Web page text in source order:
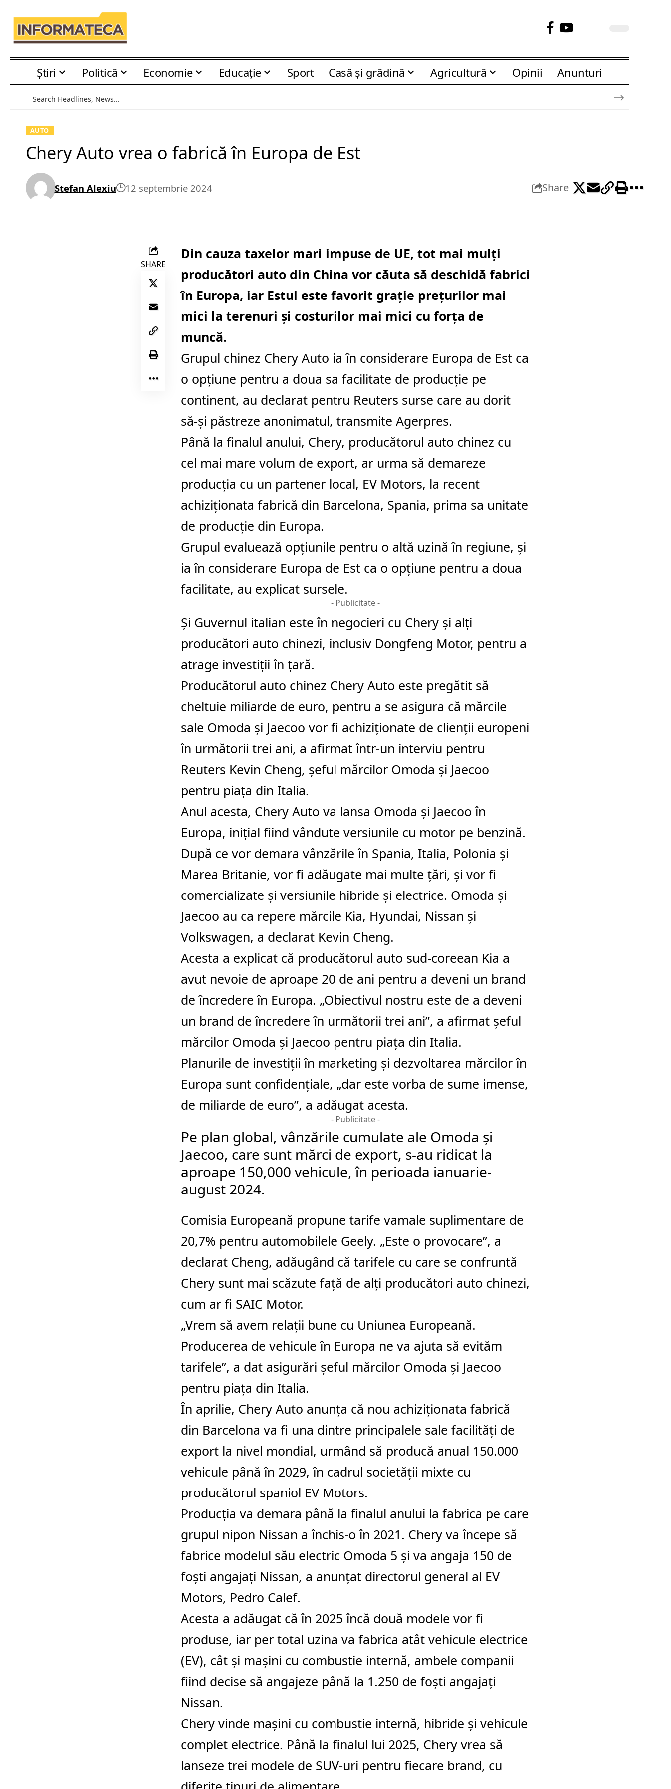
Știri Politică Economie Educaţie Sport Casă şi grădină Agricultură Opinii Anunturi
AUTO
Chery Auto vrea o fabrică în Europa de Est
Stefan Alexiu 12 septembrie 2024 Share
SHARE
Din cauza taxelor mari impuse de UE, tot mai mulți
producători auto din China vor căuta să deschidă fabrici
în Europa, iar Estul este favorit grație prețurilor mai
mici la terenuri și costurilor mai mici cu forța de
muncă.
Grupul chinez Chery Auto ia în considerare Europa de Est ca
o opţiune pentru a doua sa facilitate de producţie pe
continent, au declarat pentru Reuters surse care au dorit
să-şi păstreze anonimatul, transmite Agerpres.
Până la finalul anului, Chery, producătorul auto chinez cu
cel mai mare volum de export, ar urma să demareze
producţia cu un partener local, EV Motors, la recent
achiziţionata fabrică din Barcelona, Spania, prima sa unitate
de producţie din Europa.
Grupul evaluează opţiunile pentru o altă uzină în regiune, şi
ia în considerare Europa de Est ca o opţiune pentru a doua
facilitate, au explicat sursele.
- Publicitate -
Şi Guvernul italian este în negocieri cu Chery şi alţi
producători auto chinezi, inclusiv Dongfeng Motor, pentru a
atrage investiţii în ţară.
Producătorul auto chinez Chery Auto este pregătit să
cheltuie miliarde de euro, pentru a se asigura că mărcile
sale Omoda şi Jaecoo vor fi achiziţionate de clienţii europeni
în următorii trei ani, a afirmat într-un interviu pentru
Reuters Kevin Cheng, şeful mărcilor Omoda şi Jaecoo
pentru piaţa din Italia.
Anul acesta, Chery Auto va lansa Omoda şi Jaecoo în
Europa, iniţial fiind vândute versiunile cu motor pe benzină.
După ce vor demara vânzările în Spania, Italia, Polonia şi
Marea Britanie, vor fi adăugate mai multe ţări, şi vor fi
comercializate şi versiunile hibride şi electrice. Omoda şi
Jaecoo au ca repere mărcile Kia, Hyundai, Nissan şi
Volkswagen, a declarat Kevin Cheng.
Acesta a explicat că producătorul auto sud-coreean Kia a
avut nevoie de aproape 20 de ani pentru a deveni un brand
de încredere în Europa. „Obiectivul nostru este de a deveni
un brand de încredere în următorii trei ani”, a afirmat şeful
mărcilor Omoda şi Jaecoo pentru piaţa din Italia.
Planurile de investiţii în marketing şi dezvoltarea mărcilor în
Europa sunt confidenţiale, „dar este vorba de sume imense,
de miliarde de euro”, a adăugat acesta.
- Publicitate -
Pe plan global, vânzările cumulate ale Omoda şi
Jaecoo, care sunt mărci de export, s-au ridicat la
aproape 150,000 vehicule, în perioada ianuarie-
august 2024.
Comisia Europeană propune tarife vamale suplimentare de
20,7% pentru automobilele Geely. „Este o provocare”, a
declarat Cheng, adăugând că tarifele cu care se confruntă
Chery sunt mai scăzute faţă de alţi producători auto chinezi,
cum ar fi SAIC Motor.
„Vrem să avem relaţii bune cu Uniunea Europeană.
Producerea de vehicule în Europa ne va ajuta să evităm
tarifele”, a dat asigurări şeful mărcilor Omoda şi Jaecoo
pentru piaţa din Italia.
În aprilie, Chery Auto anunţa că nou achiziţionata fabrică
din Barcelona va fi una dintre principalele sale facilităţi de
export la nivel mondial, urmând să producă anual 150.000
vehicule până în 2029, în cadrul societăţii mixte cu
producătorul spaniol EV Motors.
Producţia va demara până la finalul anului la fabrica pe care
grupul nipon Nissan a închis-o în 2021. Chery va începe să
fabrice modelul său electric Omoda 5 şi va angaja 150 de
foşti angajaţi Nissan, a anunţat directorul general al EV
Motors, Pedro Calef.
Acesta a adăugat că în 2025 încă două modele vor fi
produse, iar per total uzina va fabrica atât vehicule electrice
(EV), cât şi maşini cu combustie internă, ambele companii
fiind decise să angajeze până la 1.250 de foşti angajaţi
Nissan.
Chery vinde maşini cu combustie internă, hibride şi vehicule
complet electrice. Până la finalul lui 2025, Chery vrea să
lanseze trei modele de SUV-uri pentru fiecare brand, cu